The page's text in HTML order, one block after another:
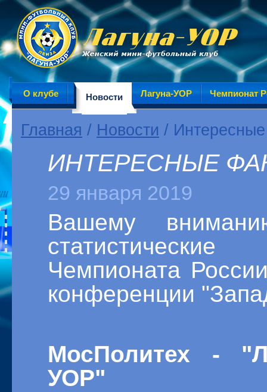
О клубе Новости Лагуна-УОР Чемпионат
Главная / Новости /
ИНТЕРЕСНЫЕ
29 января 2019
Вашему
Чемпионата
конференции
МосПолитех -
УОР"